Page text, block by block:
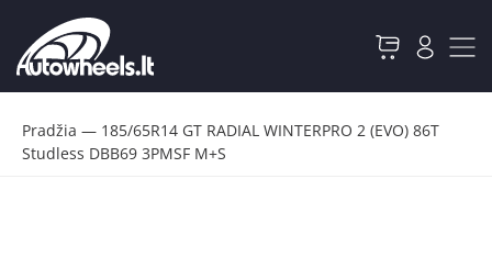
Pradžia — 185/65R14 GT RADIAL WINTERPRO 2 (EVO) 86T
Studless DBB69 3PMSF M+S